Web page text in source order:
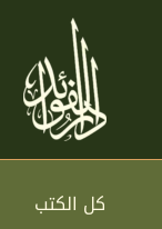
كل الكتب